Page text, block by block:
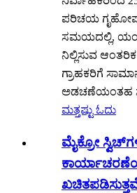
ಪರಿಚಯ
ಸಮಯದಲ್ಲಿ,
ನಿಲ್ಲಿಸುವ
ಗ್ರಾಹಕರಿಗೆ
ಅಡಚಣೆಯಂತಹ
ಮತ್ತಷ್ಟು ಓದು
ಮೈಕ್ರೋ